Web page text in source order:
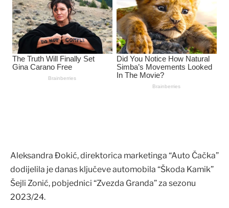
Aleksandra Đokić, direktorica marketinga “Auto Čačka”
dodijelila je danas ključeve automobila “Škoda Kamik”
Šejli Zonić, pobjednici “Zvezda Granda” za sezonu
2023/24.